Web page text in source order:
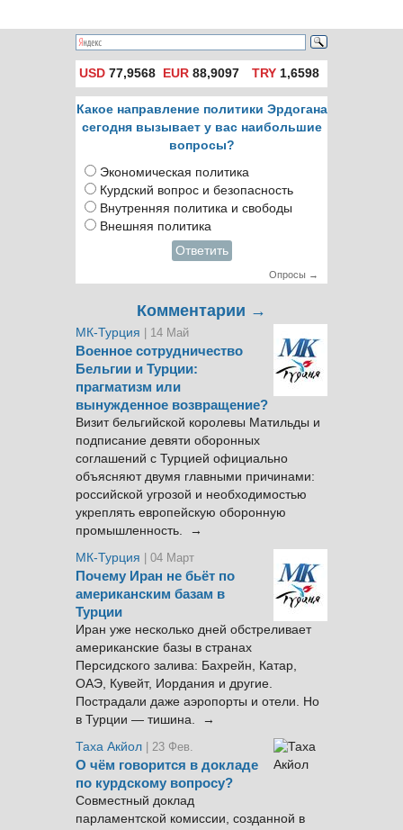
отношению к ней
USD 77,9568 EUR 88,9097 TRY1,6598
Какое направление политики Эрдогана
сегодня вызывает у вас наибольшие
вопросы?
Экономическая политика
Курдский вопрос и безопасность
Внутренняя политика и свободы
Внешняя политика
Ответить
Опросы →
Комментарии →
МК-Турция | 14 Май
Военное сотрудничество
Бельгии и Турции:
прагматизм или
вынужденное возвращение?
Визит бельгийской королевы Матильды и
подписание девяти оборонных
соглашений с Турцией официально
объясняют двумя главными причинами:
российской угрозой и необходимостью
укреплять европейскую оборонную
промышленность. →
МК-Турция
| 04 Март
Почему Иран не бьёт по
американским базам в
Турции
Иран уже несколько дней обстреливает
американские базы в странах
Персидского залива: Бахрейн, Катар,
ОАЭ, Кувейт, Иордания и другие.
Пострадали даже аэропорты и отели. Но
в Турции — тишина. →
Таха Акйол | 23 Фев.
О чём говорится в докладе
по курдскому вопросу?
Совместный доклад
парламентской комиссии, созданной в